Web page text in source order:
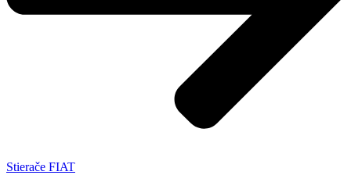
Stierače FIAT